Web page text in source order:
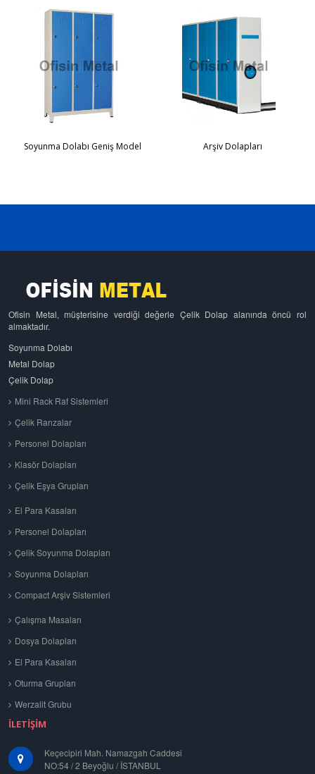
Soyunma Dolabı Geniş Model Arşiv Dolapları
Ofisin Metal, müşterisine verdiği değerle Çelik Dolap alanında öncü rol
almaktadır.
Soyunma Dolabı
Metal Dolap
Çelik Dolap
Mini Rack Raf Sistemleri
Çelik Ranzalar
Personel Dolapları
Klasör Dolapları
Çelik Eşya Grupları
El Para Kasaları
Personel Dolapları
Çelik Soyunma Dolapları
Soyunma Dolapları
Compact Arşiv Sistemleri
Çalışma Masaları
Dosya Dolapları
El Para Kasaları
Oturma Grupları
Werzalit Grubu
İLETIŞIM
Keçecipiri Mah. Namazgah Caddesi
NO:54 / 2 Beyoğlu / İSTANBUL